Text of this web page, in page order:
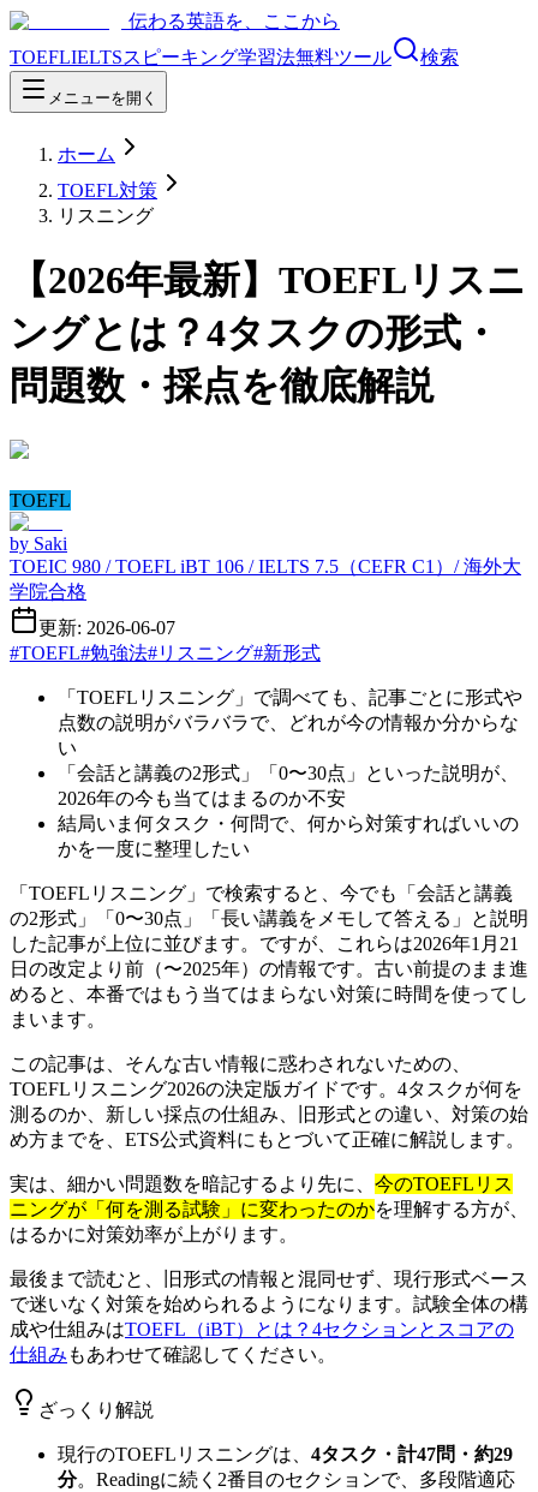
伝わる英語を、ここから
TOEFLIELTSスピーキング学習法無料ツール 検索
メニューを開く
ホーム
TOEFL対策
リスニング
【2026年最新】TOEFLリスニ
ングとは？4タスクの形式・
問題数・採点を徹底解説
TOEFL
by Saki
TOEIC 980 / TOEFL iBT 106 / IELTS 7.5（CEFR C1）/ 海外大
学院合格
更新: 2026-06-07
#TOEFL#勉強法#リスニング#新形式
「TOEFLリスニング」で調べても、記事ごとに形式や
点数の説明がバラバラで、どれが今の情報か分からな
い
「会話と講義の2形式」「0〜30点」といった説明が、
2026年の今も当てはまるのか不安
結局いま何タスク・何問で、何から対策すればいいの
かを一度に整理したい
「TOEFLリスニング」で検索すると、今でも「会話と講義
の2形式」「0〜30点」「長い講義をメモして答える」と説明
した記事が上位に並びます。ですが、これらは2026年1月21
日の改定より前（〜2025年）の情報です。古い前提のまま進
めると、本番ではもう当てはまらない対策に時間を使ってし
まいます。
この記事は、そんな古い情報に惑わされないための、
TOEFLリスニング2026の決定版ガイドです。4タスクが何を
測るのか、新しい採点の仕組み、旧形式との違い、対策の始
め方までを、ETS公式資料にもとづいて正確に解説します。
実は、細かい問題数を暗記するより先に、 今のTOEFLリス
ニングが「何を測る試験」に変わったのかを理解する方が、
はるかに対策効率が上がります。
最後まで読むと、旧形式の情報と混同せず、現行形式ベース
で迷いなく対策を始められるようになります。試験全体の構
成や仕組みはTOEFL（iBT）とは？4セクションとスコアの
仕組み もあわせて確認してください。
ざっくり解説
現行のTOEFLリスニングは、 4タスク・計47問・約29
分。Readingに続く2番目のセクションで、多段階適応